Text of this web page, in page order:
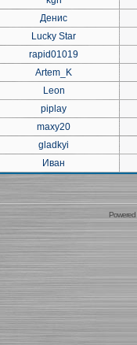
Денис
Lucky Star
rapid01019
Artem_K
Leon
piplay
maxy20
gladkyi
Иван